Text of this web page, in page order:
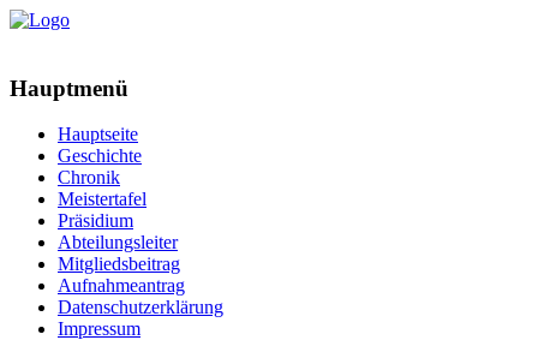
Hauptmenü
Hauptseite
Geschichte
Chronik
Meistertafel
Präsidium
Abteilungsleiter
Mitgliedsbeitrag
Aufnahmeantrag
Datenschutzerklärung
Impressum